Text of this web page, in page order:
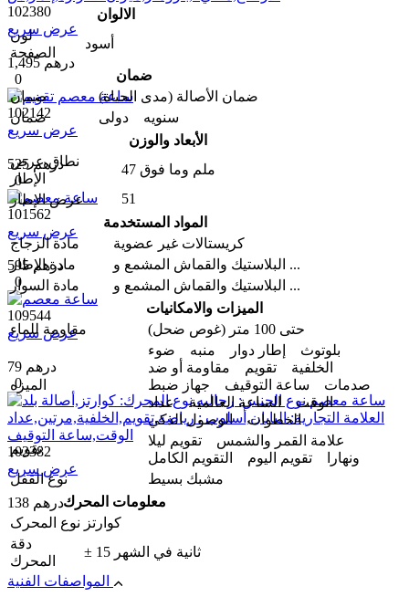
102380
عرض سريع
1,495 درهم
0
102142
عرض سريع
525 درهم
0
101562
عرض سريع
595 درهم
0
109544
عرض سريع
79 درهم
0
102382
عرض سريع
138 درهم
الالوان
لون
الصفحة
أسود
ضمان
ضمان
ضمان الأصالة (مدى الحیاة)
ضمان
سنویه دولی
الأبعاد والوزن
نطاق عرض
الإطار
47 ملم وما فوق
عرض الإطار
51
المواد المستخدمة
مادة الزجاج
كريستالات غير عضوية
مادة الإطار
البلاستيك والقماش المشمع و ...
مادة السوار
البلاستيك والقماش المشمع و ...
الميزات والامکانیات
مقاومة للماء
حتى 100 متر (غوص ضحل)
المیزه
بلوتوث إطار دوار منبه ضوء
الخلفية تقويم مقاومة أو ضد
صدمات ساعة التوقيف جهاز ضبط
الوقت الساعة العالمية عداد
الخطوات الوصول الذكي
تقويم
علامة القمر والشمس تقويم ليلا
ونهارا تقویم الیوم التقويم الكامل
نوع القفل
مشبك بسيط
معلومات المحرك
نوع المحرک كوارتز
دقة
المحرك
± 15 ثانية في الشهر